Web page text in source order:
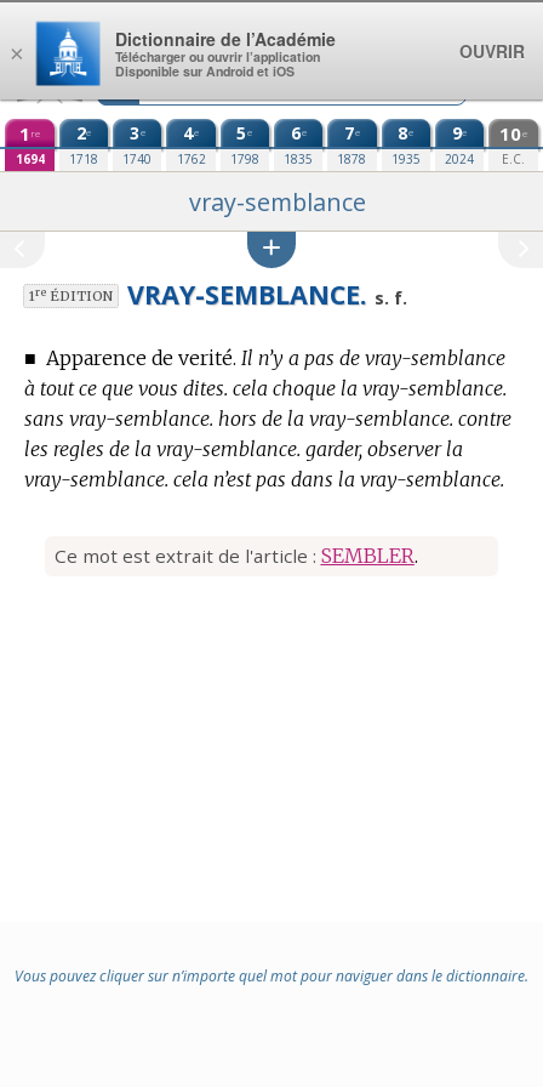
Aller au contenu
1 re
1694
2e
1718
3e
1740
4e
1762
5e
1798
6e
1835
7e
1878
8e
1935
9e
2024
10e
E.C.
vray-semblance
1reÉDITION VRAY-SEMBLANCE. s. f.
■ Apparence de verité. Il n’y a pas de vray-semblance
à tout ce que vous dites. cela choque la vray-semblance.
sans vray-semblance. hors de la vray-semblance. contre
les regles de la vray-semblance. garder, observer la
vray-semblance. cela n’est pas dans la vray-semblance.
Ce mot est extrait de l'article : SEMBLER.
Vous pouvez cliquer sur n’importe quel mot pour naviguer dans le dictionnaire.
×
Dictionnaire de l’Académie
Télécharger ou ouvrir l’application
Disponible sur Android et iOS
OUVRIR